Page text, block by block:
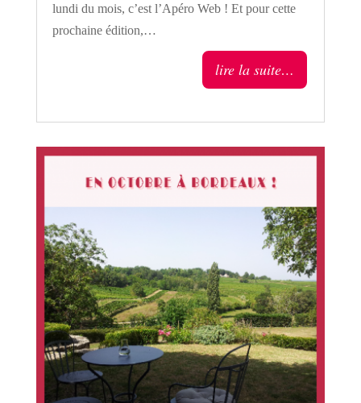
lundi du mois, c’est l’Apéro Web ! Et pour cette
prochaine édition,…
lire la suite…